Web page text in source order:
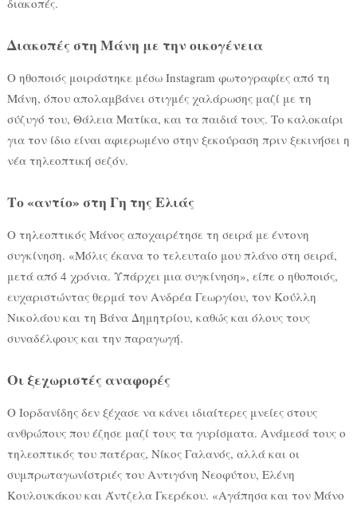
Διακοπές στη Μάνη με την οικογένεια
Ο ηθοποιός μοιράστηκε μέσω Instagram φωτογραφίες από τη
Μάνη, όπου απολαμβάνει στιγμές χαλάρωσης μαζί με τη
σύζυγό του, Θάλεια Ματίκα, και τα παιδιά τους. Το καλοκαίρι
για τον ίδιο είναι αφιερωμένο στην ξεκούραση πριν ξεκινήσει η
νέα τηλεοπτική σεζόν.
Το «αντίο» στη Γη της Ελιάς
Ο τηλεοπτικός Μάνος αποχαιρέτησε τη σειρά με έντονη
συγκίνηση. «Μόλις έκανα το τελευταίο μου πλάνο στη σειρά,
μετά από 4 χρόνια. Υπάρχει μια συγκίνηση», είπε ο ηθοποιός,
ευχαριστώντας θερμά τον Ανδρέα Γεωργίου, τον Κούλλη
Νικολάου και τη Βάνα Δημητρίου, καθώς και όλους τους
συναδέλφους και την παραγωγή.
Οι ξεχωριστές αναφορές
Ο Ιορδανίδης δεν ξέχασε να κάνει ιδιαίτερες μνείες στους
ανθρώπους που έζησε μαζί τους τα γυρίσματα. Ανάμεσά τους ο
τηλεοπτικός του πατέρας, Νίκος Γαλανός, αλλά και οι
συμπρωταγωνίστριές του Αντιγόνη Νεοφύτου, Ελένη
Κουλουκάκου και Άντζελα Γκερέκου. «Αγάπησα και τον Μάνο